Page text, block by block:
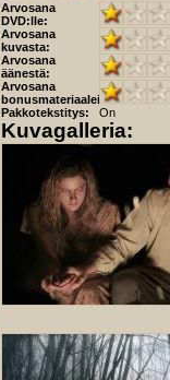
Arvosana
DVD:lle:
Arvosana
kuvasta:
Arvosana
äänestä:
Arvosana
bonusmateriaaleista:
Pakkotekstitys:
On
Kuvagalleria: